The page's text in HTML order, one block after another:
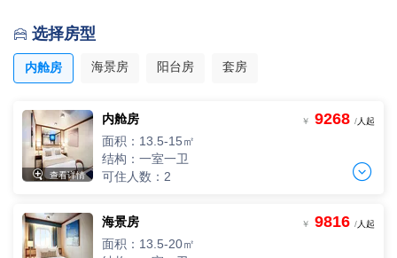
 选择房型
内舱房 海景房 阳台房 套房
 查看详情
内舱房
面积：13.5-15㎡
结构：一室一卫
可住人数：2
￥ 9268 /人起

两人间
2人，人均单价
海景房
面积：13.5-20㎡
￥ 9816 /人起